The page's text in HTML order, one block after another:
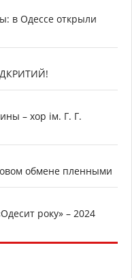
в Одессе открыли
– хор ім. Г. Г.
обмене пленными
року» – 2024